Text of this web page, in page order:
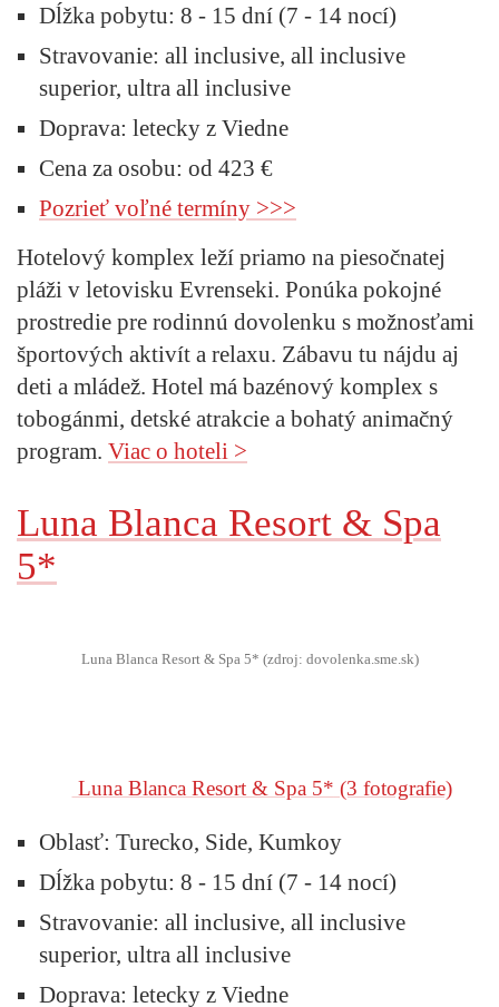
Dĺžka pobytu: 8 - 15 dní (7 - 14 nocí)
Stravovanie: all inclusive, all inclusive
superior, ultra all inclusive
Doprava: letecky z Viedne
Cena za osobu: od 423 €
Pozrieť voľné termíny >>>
Hotelový komplex leží priamo na piesočnatej
pláži v letovisku Evrenseki. Ponúka pokojné
prostredie pre rodinnú dovolenku s možnosťami
športových aktivít a relaxu. Zábavu tu nájdu aj
deti a mládež. Hotel má bazénový komplex s
tobogánmi, detské atrakcie a bohatý animačný
program. Viac o hoteli >
Luna Blanca Resort & Spa
5*
Luna Blanca Resort & Spa 5* (zdroj: dovolenka.sme.sk)
Luna Blanca Resort & Spa 5* (3 fotografie)
Oblasť: Turecko, Side, Kumkoy
Dĺžka pobytu: 8 - 15 dní (7 - 14 nocí)
Stravovanie: all inclusive, all inclusive
superior, ultra all inclusive
Doprava: letecky z Viedne